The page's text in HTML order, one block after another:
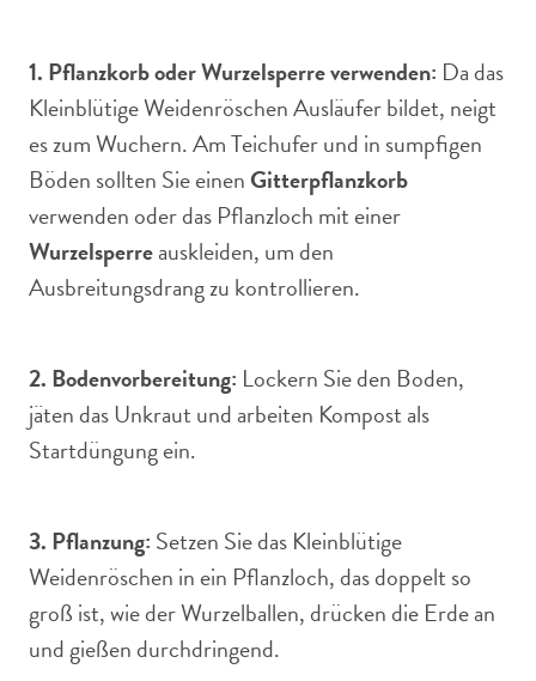
1. Pflanzkorb oder Wurzelsperre verwenden: Da das
Kleinblütige Weidenröschen Ausläufer bildet, neigt
es zum Wuchern. Am Teichufer und in sumpfigen
Böden sollten Sie einen Gitterpflanzkorb
verwenden oder das Pflanzloch mit einer
Wurzelsperreauskleiden, um den
Ausbreitungsdrang zu kontrollieren.
2. Bodenvorbereitung: Lockern Sie den Boden,
jäten das Unkraut und arbeiten Kompost als
Startdüngung ein.
3. Pflanzung: Setzen Sie das Kleinblütige
Weidenröschen in ein Pflanzloch, das doppelt so
groß ist, wie der Wurzelballen, drücken die Erde an
und gießen durchdringend.